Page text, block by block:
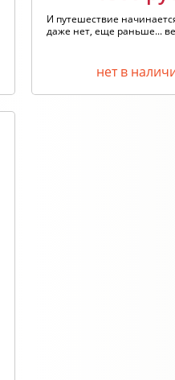
И путешествие
даже нет, еще раньше...
нет в